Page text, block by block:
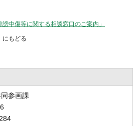
中傷等に関する相談窓口のご案内」
にもどる
参画課